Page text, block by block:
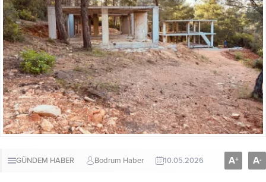
GÜNDEM HABER Bodrum Haber 10.05.2026 A+ A-